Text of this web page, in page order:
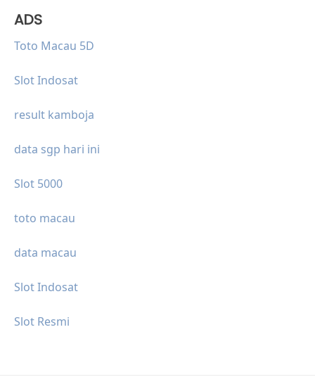
ADS
Toto Macau 5D
Slot Indosat
result kamboja
data sgp hari ini
Slot 5000
toto macau
data macau
Slot Indosat
Slot Resmi